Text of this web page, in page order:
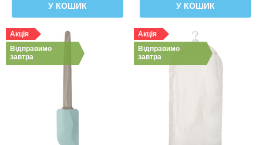
У КОШИК У КОШИК
Акція
Відправимо
завтра
Акція
Відправимо
завтра